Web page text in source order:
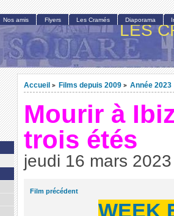
LES
Accueil > Films depuis 2009 > Année 2023
Mourir à
trois étés
jeudi 16 mars 2023
Film précédent
WEEK
Nos amis Flyers Les Cramés Diaporama